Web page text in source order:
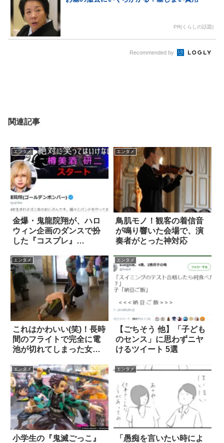
PR(くらしの話題)
Recommended by
関連記事
エンタメ
金爆・鬼龍院翔が、ハロ
ウィン企画のダンスで扮
した『コスプレ』
エンタメ
鳥肌モノ！観客の着信音
が鳴り響いた会場で、演
奏者がとった神対応
エンタメ
これはかわいい(笑)！長時
間のフライトで完全に電
池が切れてしまった女の
エンタメ
【ごちそう 他】「子ども
のセンス」に思わずニヤ
けるツイート 5選
エンタメ
小学生の『鬼滅ごっこ』
エンタメ
「愚痴を言いたい時によ